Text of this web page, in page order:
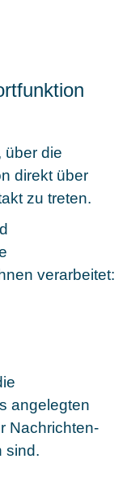
über die
direkt über
zu treten.
verarbeitet:
angelegten
Nachrichten-
sind.